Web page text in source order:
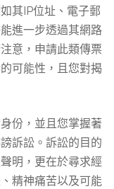
其IP位址、電子郵
進一步透過其網路
意，申請此類傳票
可能性，且您對揭
份，並且您掌握著
訴訟。訴訟的目的
明，更在於尋求經
精神痛苦以及可能